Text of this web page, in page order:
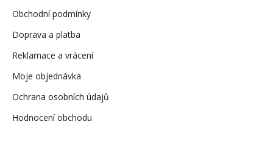
Obchodní podmínky
Doprava a platba
Reklamace a vrácení
Moje objednávka
Ochrana osobních údajů
Hodnocení obchodu